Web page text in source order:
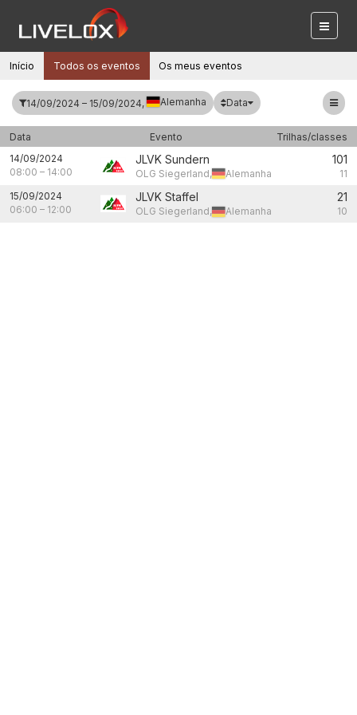
Início Todos os eventos Os meus eventos
14/09/2024 – 15/09/2024, Alemanha Data
Data Evento
Trilhas/classes
14/09/2024
08:00 – 14:00
JLVK Sundern
OLG Siegerland, Alemanha
101
11
15/09/2024
06:00 – 12:00
JLVK Staffel
OLG Siegerland, Alemanha
21
10